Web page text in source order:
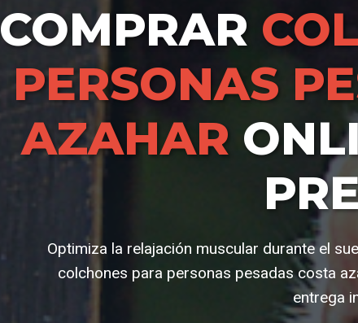
COMPRAR
PERSONAS
AZAHAR
Optimiza la relajación muscular durante el
colchones para personas pesadas costa
entrega